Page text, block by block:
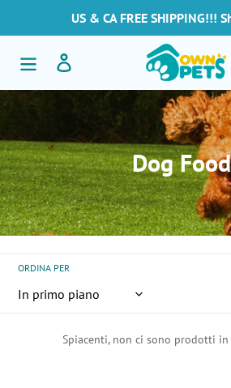
contenuti
US & CA FREE SHIPPING!!!
C
o
l
z
i
Dog Food
ORDINA PER
Spiacenti, non ci sono prodotti